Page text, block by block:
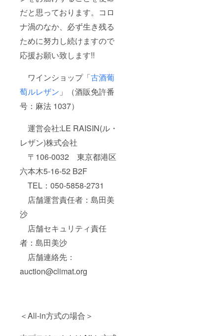
だと思っております。コロ
ナ渦のなか、必ず生き残る
ために努力し続けますので
応援お願い致します!!
ワインショップ「古酒葡
萄ルレザン 」（酒販免許番
号：麻法 1037）
運営会社:LE RAISIN(ル・
レザン)株式会社
〒106-0032 東京都港区
六本木5-16-52 B2F
TEL：050-5858-2731
店舗運営責任者：島田美
沙
店舗セキュリティ責任
者：島田美沙
店舗連絡先：
auction@climat.org
＜All-in方式の場合＞